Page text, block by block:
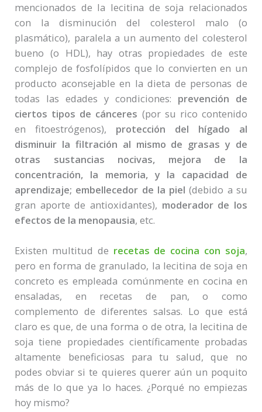
mencionados de la lecitina de soja relacionados
con la disminución del colesterol malo (o
plasmático), paralela a un aumento del colesterol
bueno (o HDL), hay otras propiedades de este
complejo de fosfolípidos que lo convierten en un
producto aconsejable en la dieta de personas de
todas las edades y condiciones: prevención de
ciertos tipos de cánceres (por su rico contenido
en fitoestrógenos), protección del hígado al
disminuir la filtración al mismo de grasas y de
otras sustancias nocivas, mejora de la
concentración, la memoria, y la capacidad de
aprendizaje; embellecedor de la piel (debido a su
gran aporte de antioxidantes), moderador de los
efectos de la menopausia, etc.
Existen multitud de recetas de cocina con soja,
pero en forma de granulado, la lecitina de soja en
concreto es empleada comúnmente en cocina en
ensaladas, en recetas de pan, o como
complemento de diferentes salsas. Lo que está
claro es que, de una forma o de otra, la lecitina de
soja tiene propiedades científicamente probadas
altamente beneficiosas para tu salud, que no
podes obviar si te quieres querer aún un poquito
más de lo que ya lo haces. ¿Porqué no empiezas
hoy mismo?